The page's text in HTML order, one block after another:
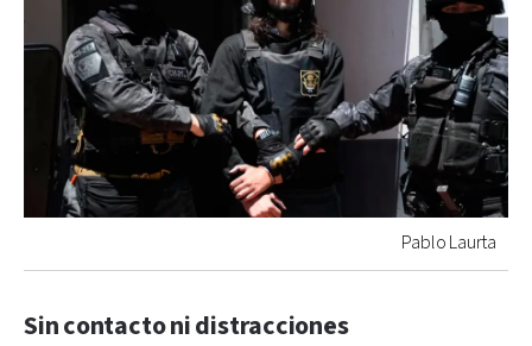
Pablo Laurta
Sin contacto ni distracciones